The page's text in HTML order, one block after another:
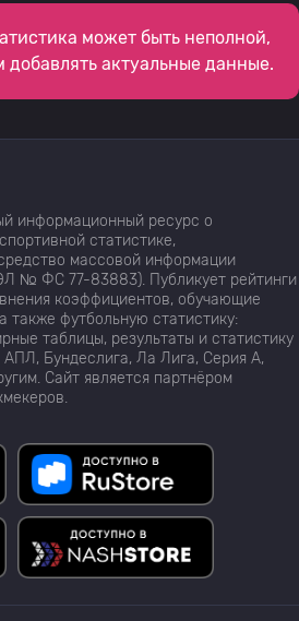
может быть неполной,
актуальные данные.
информационный ресурс о
статистике,
массовой информации
№ ФС 77-83883). Публикует рейтинги
коэффициентов, обучающие
также футбольную статистику:
таблицы, результаты и статистику
Бундеслига, Ла Лига, Серия А,
Сайт является партнёром